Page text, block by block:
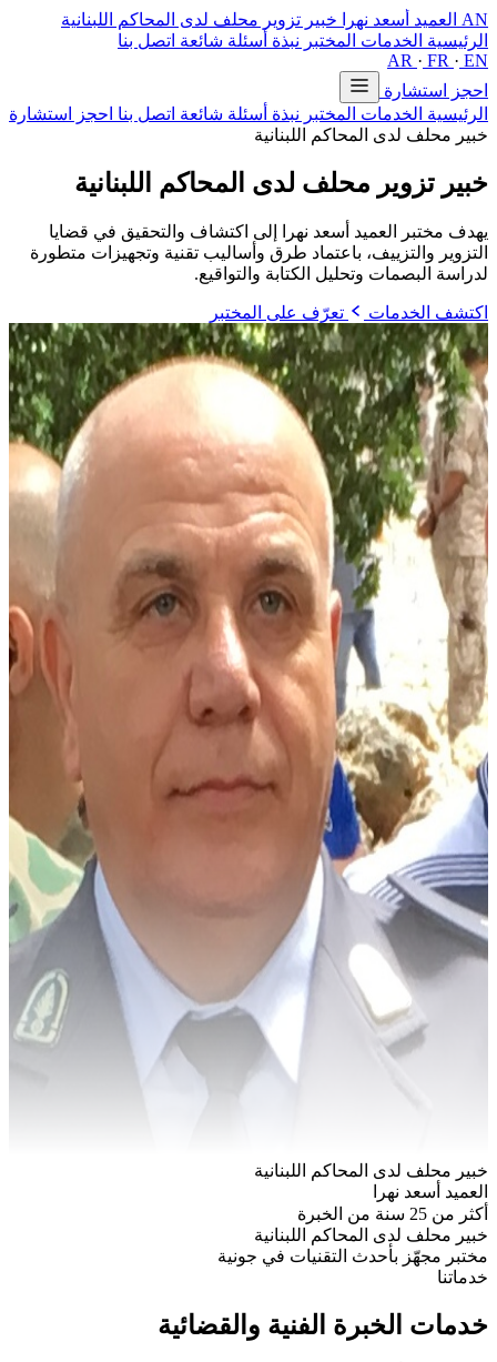
AN العميد أسعد نهرا خبير تزوير محلف لدى المحاكم اللبنانية
الرئيسية الخدمات المختبر نبذة أسئلة شائعة اتصل بنا
AR · FR · EN
احجز استشارة
الرئيسية الخدمات المختبر نبذة أسئلة شائعة اتصل بنا احجز استشارة
خبير محلف لدى المحاكم اللبنانية
خبير تزوير محلف لدى المحاكم اللبنانية
يهدف مختبر العميد أسعد نهرا إلى اكتشاف والتحقيق في قضايا
التزوير والتزييف، باعتماد طرق وأساليب تقنية وتجهيزات متطورة
لدراسة البصمات وتحليل الكتابة والتواقيع.
اكتشف الخدمات تعرّف على المختبر
خبير محلف لدى المحاكم اللبنانية
العميد أسعد نهرا
أكثر من 25 سنة من الخبرة
خبير محلف لدى المحاكم اللبنانية
مختبر مجهّز بأحدث التقنيات في جونية
خدماتنا
خدمات الخبرة الفنية والقضائية